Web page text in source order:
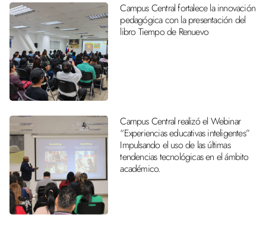
Campus Central fortalece la innovación
pedagógica con la presentación del
libro Tiempo de Renuevo
Campus Central realizó el Webinar
“Experiencias educativas inteligentes”
Impulsando el uso de las últimas
tendencias tecnológicas en el ámbito
académico.